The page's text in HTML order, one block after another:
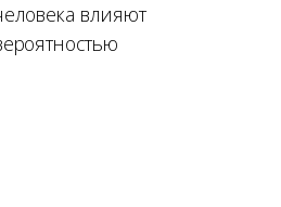
влияют